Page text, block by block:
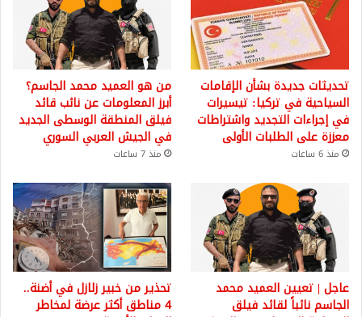
تحديثات جديدة بشأن الإقامات
السياحية في تركيا: تيسيرات
في إجراءات التجديد واشتراطات
معززة على الطلبات الأولى
منذ 6 ساعات
من هو العميد محمد الجاسم؟
أبرز المعلومات عن نائب قائد
فيلق المنطقة الوسطى الجديد
في الجيش العربي السوري
منذ 7 ساعات
عاجل | تعيين العميد محمد
الجاسم نائباً لقائد فيلق
تحذير من خبير زلازل في أضنة..
4 مناطق أكثر عرضة لمخاطر